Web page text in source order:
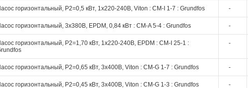
горизонтальный, P2=0,5 кВт, 1х220-240В, Viton : CM-I 1-7 : Grundfos -
горизонтальный, 3х380В, EPDM, 0,84 кВт : CM-A 5-4 : Grundfos -
горизонтальный, P2=1,70 кВт, 1х220-240В, EPDM : CM-I 25-1 :
-
горизонтальный, P2=0,65 кВт, 3х400В, Viton : CM-G 1-7 : Grundfos -
горизонтальный, P2=0,45 кВт, 3х400В, Viton : CM-G 1-3 : Grundfos -